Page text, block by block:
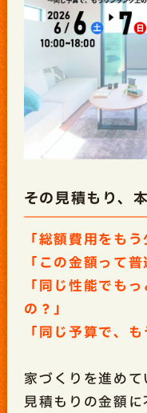
その見積もり、
「総額費用をも
「この金額って普
「同じ性能でも
の？」
「同じ予算で、
家づくりを進めて
見積もりの金額